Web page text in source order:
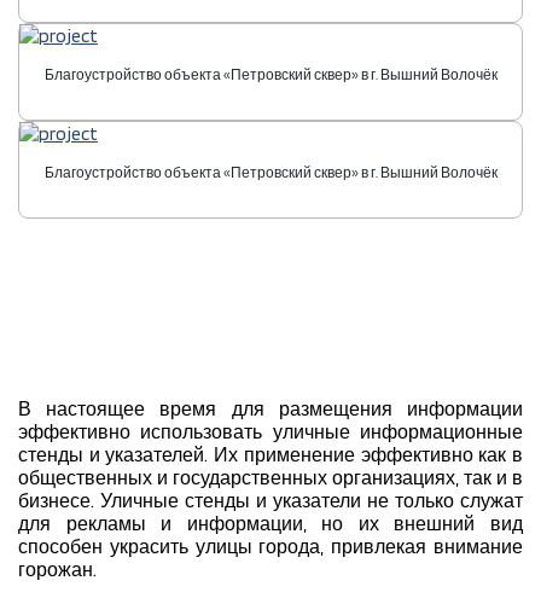
Благоустройство объекта «Петровский сквер» в г. Вышний Волочёк
Благоустройство объекта «Петровский сквер» в г. Вышний Волочёк
В настоящее время для размещения информации
эффективно использовать уличные информационные
стенды и указателей. Их применение эффективно как в
общественных и государственных организациях, так и в
бизнесе. Уличные стенды и указатели не только служат
для рекламы и информации, но их внешний вид
способен украсить улицы города, привлекая внимание
горожан.